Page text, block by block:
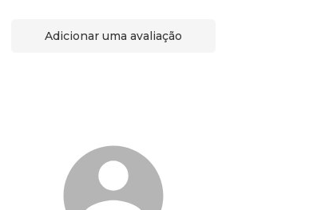
Adicionar uma avaliação